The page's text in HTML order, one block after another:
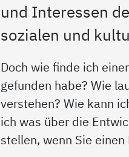
und Interessen
sozialen und
Doch wie finde ich
gefunden habe? Wie
verstehen? Wie kann
ich was über die
stellen, wenn Sie